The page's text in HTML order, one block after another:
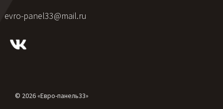
evro-panel33@mail.ru
© 2026 «Евро-панель33»